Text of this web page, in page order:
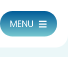
MENU